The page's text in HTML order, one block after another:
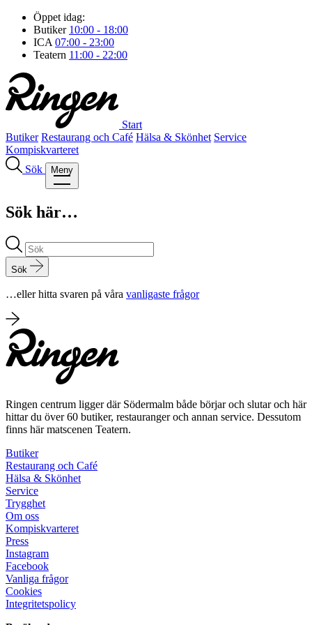
Öppet idag:
Butiker 10:00 - 18:00
ICA 07:00 - 23:00
Teatern 11:00 - 22:00
Start
Butiker Restaurang och Café Hälsa & Skönhet Service
Kompiskvarteret
Sök
Meny
Sök här…
Sök
…eller hitta svaren på våra vanligaste frågor
Ringen centrum ligger där Södermalm både börjar och slutar och här
hittar du över 60 butiker, restauranger och annan service. Dessutom
finns här matscenen Teatern.
Butiker
Restaurang och Café
Hälsa & Skönhet
Service
Trygghet
Om oss
Kompiskvarteret
Press
Instagram
Facebook
Vanliga frågor
Cookies
Integritetspolicy